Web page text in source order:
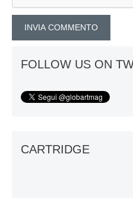
FOLLOW US ON
CARTRIDGE